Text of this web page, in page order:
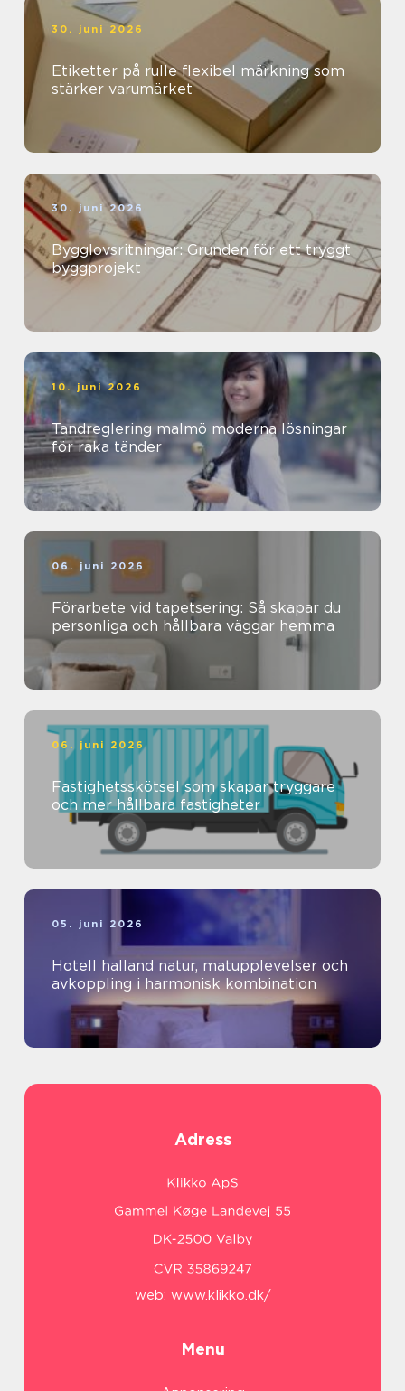
30. juni 2026
Etiketter på rulle flexibel märkning som
stärker varumärket
30. juni 2026
Bygglovsritningar: Grunden för ett tryggt
byggprojekt
10. juni 2026
Tandreglering malmö moderna lösningar
för raka tänder
06. juni 2026
Förarbete vid tapetsering: Så skapar du
personliga och hållbara väggar hemma
06. juni 2026
Fastighetsskötsel som skapar tryggare
och mer hållbara fastigheter
05. juni 2026
Hotell halland natur, matupplevelser och
avkoppling i harmonisk kombination
Adress
web: www.klikko.dk/
Menu